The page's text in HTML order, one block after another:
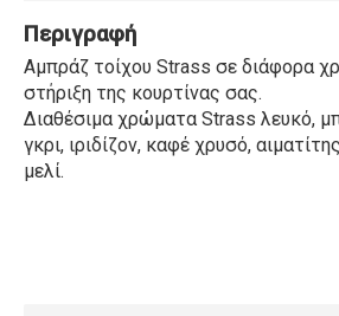
Περιγραφή
Αμπράζ τοίχου Strass σε διάφορα
στήριξη της κουρτίνας σας.
Διαθέσιμα χρώματα Strass λευκό,
γκρι, ιριδίζον, καφέ χρυσό,
μελί.